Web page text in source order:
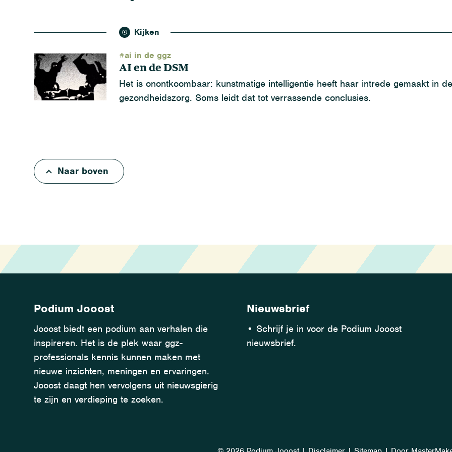
Kijken
#ai in de ggz
AI en de DSM
Het is onontkoombaar: kunstmatige intelligentie heeft haar intrede gemaakt in
gezondheidszorg. Soms leidt dat tot verrassende conclusies.
Naar boven
Podium Jooost
Jooost biedt een podium aan verhalen die
inspireren. Het is de plek waar ggz-
professionals kennis kunnen maken met
nieuwe inzichten, meningen en ervaringen.
Jooost daagt hen vervolgens uit nieuwsgierig
te zijn en verdieping te zoeken.
Nieuwsbrief
• Schrijf je in voor de Podium Jooost
nieuwsbrief.